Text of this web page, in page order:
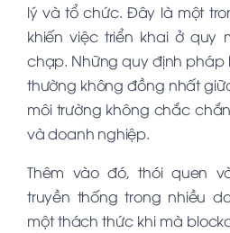
lý và tổ chức. Đây là một
khiến việc triển khai ở quy
chạp. Những quy định pháp
thường không đồng nhất
môi trường không chắc
và doanh nghiệp.
Thêm vào đó, thói quen
truyền thống trong nhiều
một thách thức khi mà